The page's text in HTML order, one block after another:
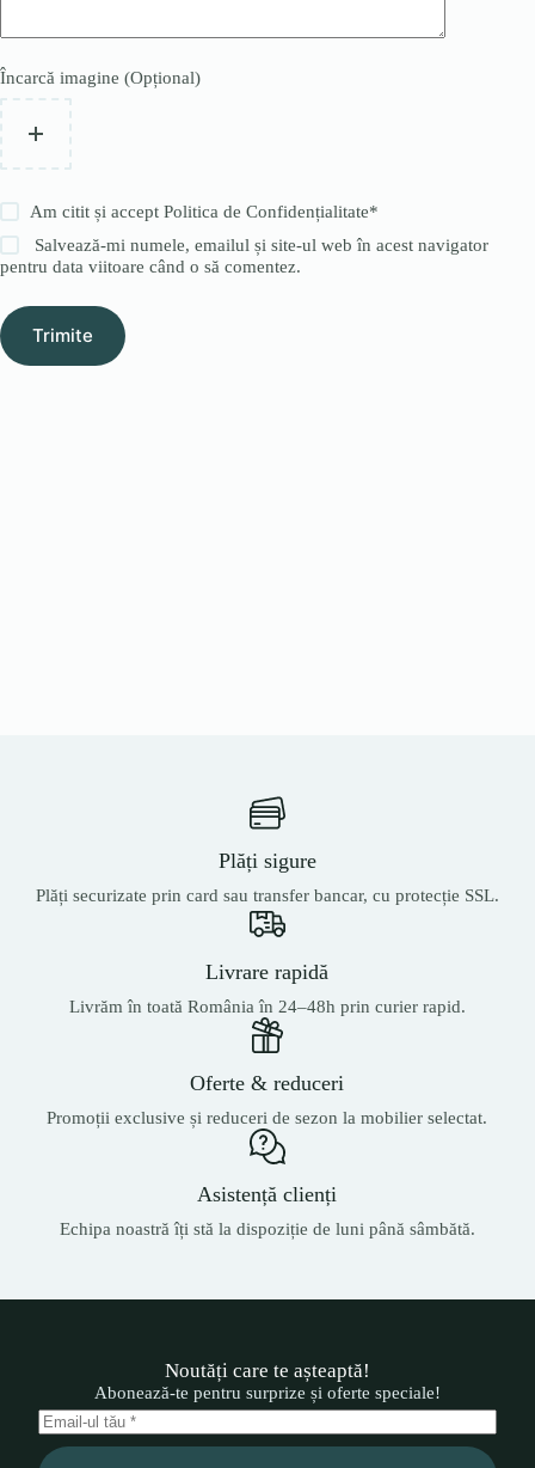
Încarcă imagine (Opțional)
Am citit și acceptPolitica de Confidențialitate*
Salvează-mi numele, emailul și site-ul web în acest navigator
pentru data viitoare când o să comentez.
Trimite
Plăți sigure
Plăți securizate prin card sau transfer bancar, cu protecție SSL.
Livrare rapidă
Livrăm în toată România în 24–48h prin curier rapid.
Oferte & reduceri
Promoții exclusive și reduceri de sezon la mobilier selectat.
Asistență clienți
Echipa noastră îți stă la dispoziție de luni până sâmbătă.
Noutăți care te așteaptă!
Abonează-te pentru surprize și oferte speciale!